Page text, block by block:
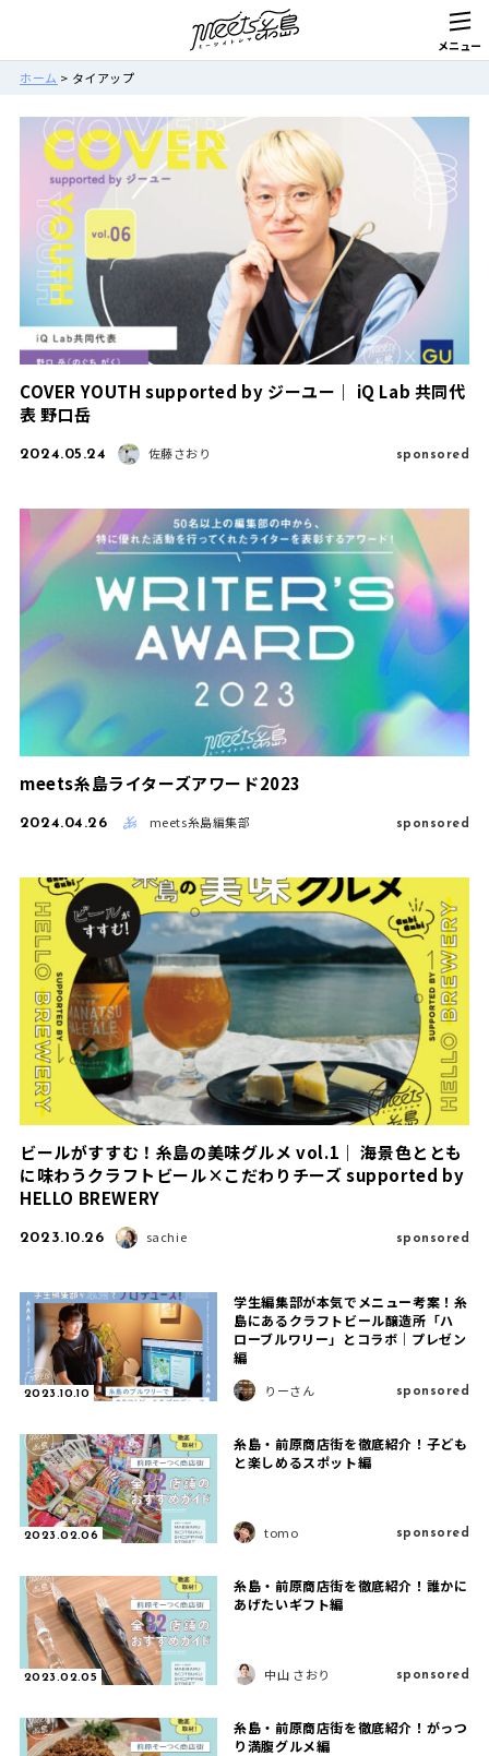
ホーム > タイアップ
COVER YOUTH supported by ジーユー｜ iQ Lab 共同代
表 野口岳
2024.05.24
佐藤さおり sponsored
meets糸島ライターズアワード2023
2024.04.26
meets糸島編集部 sponsored
ビールがすすむ！糸島の美味グルメ vol.1｜ 海景色ととも
に味わうクラフトビール×こだわりチーズ supported by
HELLO BREWERY
2023.10.26
sachie sponsored
2023.10.10
学生編集部が本気でメニュー考案！糸
島にあるクラフトビール醸造所「ハ
ローブルワリー」とコラボ｜プレゼン
編
りーさん sponsored
2023.02.06
糸島・前原商店街を徹底紹介！子ども
と楽しめるスポット編
tomo sponsored
2023.02.05
糸島・前原商店街を徹底紹介！誰かに
あげたいギフト編
中山 さおり sponsored
糸島・前原商店街を徹底紹介！がっつ
り満腹グルメ編